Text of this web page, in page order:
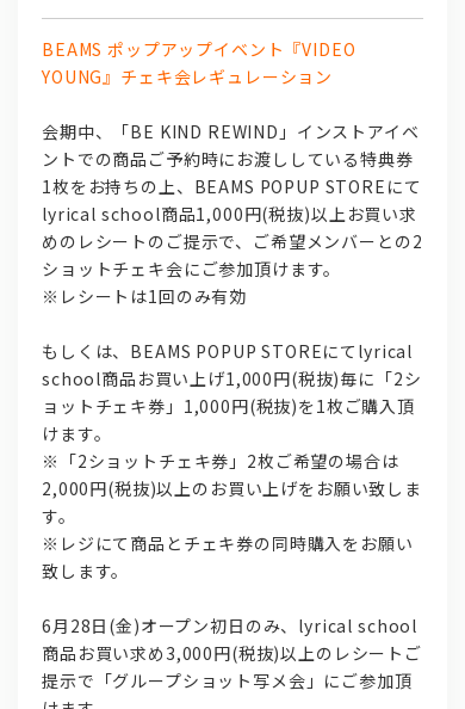
BEAMS ポップアップイベント『VIDEO
YOUNG』チェキ会レギュレーション
会期中、「BE KIND REWIND」インストアイベ
ントでの商品ご予約時にお渡ししている特典券
1枚をお持ちの上、BEAMS POPUP STOREにて
lyrical school商品1,000円(税抜)以上お買い求
めのレシートのご提示で、ご希望メンバーとの2
ショットチェキ会にご参加頂けます。
※レシートは1回のみ有効
もしくは、BEAMS POPUP STOREにてlyrical
school商品お買い上げ1,000円(税抜)毎に「2シ
ョットチェキ券」1,000円(税抜)を1枚ご購入頂
けます。
※「2ショットチェキ券」2枚ご希望の場合は
2,000円(税抜)以上のお買い上げをお願い致しま
す。
※レジにて商品とチェキ券の同時購入をお願い
致します。
6月28日(金)オープン初日のみ、lyrical school
商品お買い求め3,000円(税抜)以上のレシートご
提示で「グループショット写メ会」にご参加頂